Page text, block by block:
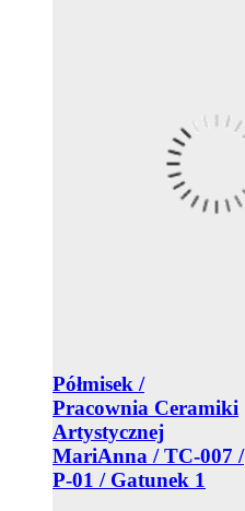
Półmisek /
Pracownia Ceramiki
Artystycznej
MariAnna / TC-007 /
P-01 / Gatunek 1